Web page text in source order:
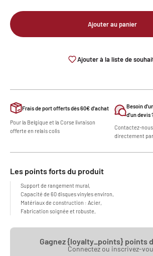
Ajouter au panier
Ajouter à la liste de
Frais de port offerts dès 60€ d'achat
Pour la Belgique et la Corse livraison
offerte en relais colis
Besoin
d'un devis
Contactez-
directement
Les points forts du produit
Support de rangement mural,
Capacité de 60 disques vinyles environ,
Matériaux de construction : Acier,
Fabrication soignée et robuste,
Gagnez {loyalty_points} points
Connectez ou inscrivez-